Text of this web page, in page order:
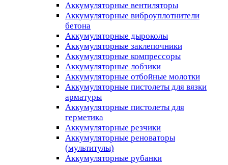
Аккумуляторные вентиляторы
Аккумуляторные виброуплотнители
бетона
Аккумуляторные дыроколы
Аккумуляторные заклепочники
Аккумуляторные компрессоры
Аккумуляторные лобзики
Аккумуляторные отбойные молотки
Аккумуляторные пистолеты для вязки
арматуры
Аккумуляторные пистолеты для
герметика
Аккумуляторные резчики
Аккумуляторные реноваторы
(мультитулы)
Аккумуляторные рубанки